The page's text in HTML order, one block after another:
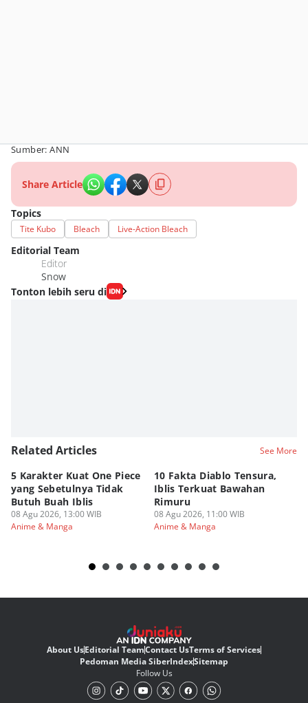
Sumber: ANN
Share Article
Topics
Tite Kubo Bleach Live-Action Bleach
Editorial Team
Editor
Snow
Tonton lebih seru di
Related Articles See More
5 Karakter Kuat One Piece
yang Sebetulnya Tidak
Butuh Buah Iblis
08 Agu 2026, 13:00 WIB
Anime & Manga
10 Fakta Diablo Tensura,
Iblis Terkuat Bawahan
Rimuru
08 Agu 2026, 11:00 WIB
Anime & Manga
About UsEditorial TeamContact UsTerms of Services
Pedoman Media SiberIndexSitemap
Follow Us